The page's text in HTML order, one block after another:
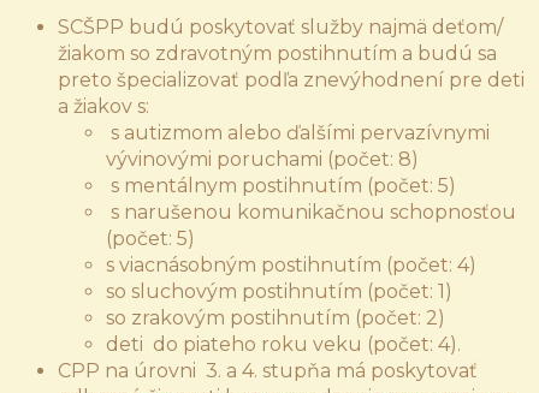
SCŠPP budú poskytovať služby najmä deťom/
žiakom so zdravotným postihnutím a budú sa
preto špecializovať podľa znevýhodnení pre deti
a žiakov s:
s autizmom alebo ďalšími pervazívnymi
vývinovými poruchami (počet: 8)
s mentálnym postihnutím (počet: 5)
s narušenou komunikačnou schopnosťou
(počet: 5)
s viacnásobným postihnutím (počet: 4)
so sluchovým postihnutím (počet: 1)
so zrakovým postihnutím (počet: 2)
deti do piateho roku veku (počet: 4).
CPP na úrovni 3. a 4. stupňa má poskytovať